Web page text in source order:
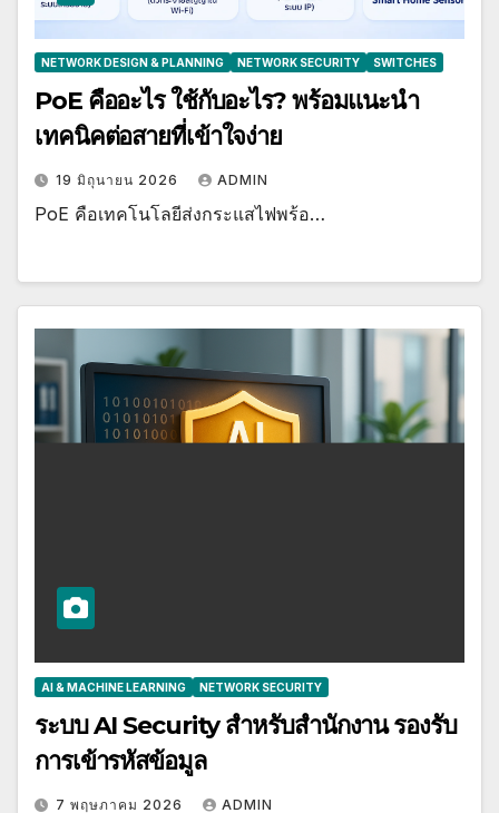
NETWORK DESIGN & PLANNING NETWORK SECURITY SWITCHES
PoE คืออะไร ใช้กับอะไร? พร้อมแนะนำ
เทคนิคต่อสายที่เข้าใจง่าย
19 มิถุนายน 2026 ADMIN
PoE คือเทคโนโลยีส่งกระแสไฟพร้อ…
AI & MACHINE LEARNING NETWORK SECURITY
ระบบ AI Security สำหรับสำนักงาน รองรับ
การเข้ารหัสข้อมูล
7 พฤษภาคม 2026 ADMIN